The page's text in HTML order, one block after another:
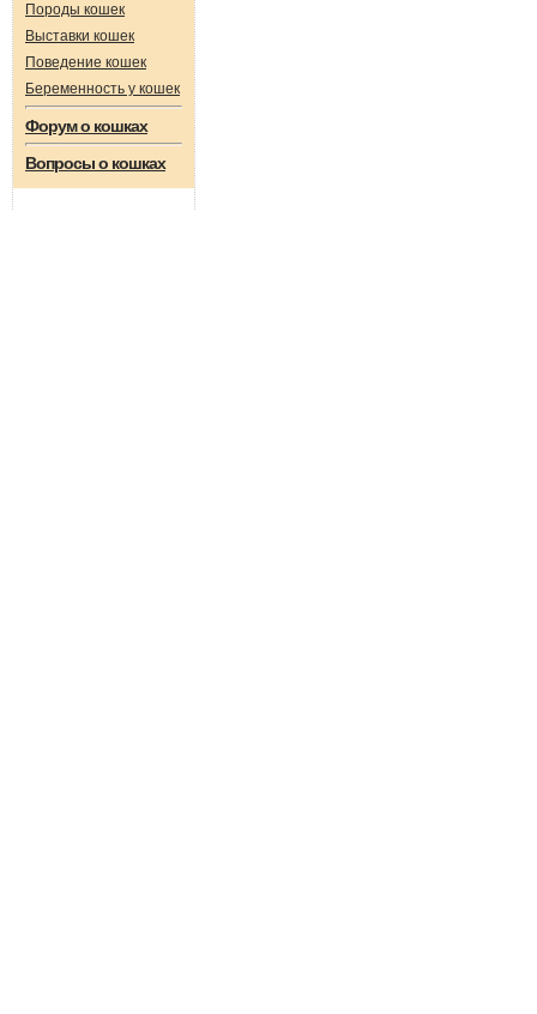
Породы кошек
Выставки кошек
Поведение кошек
Беременность у кошек
Форум о кошках
Вопросы о кошках